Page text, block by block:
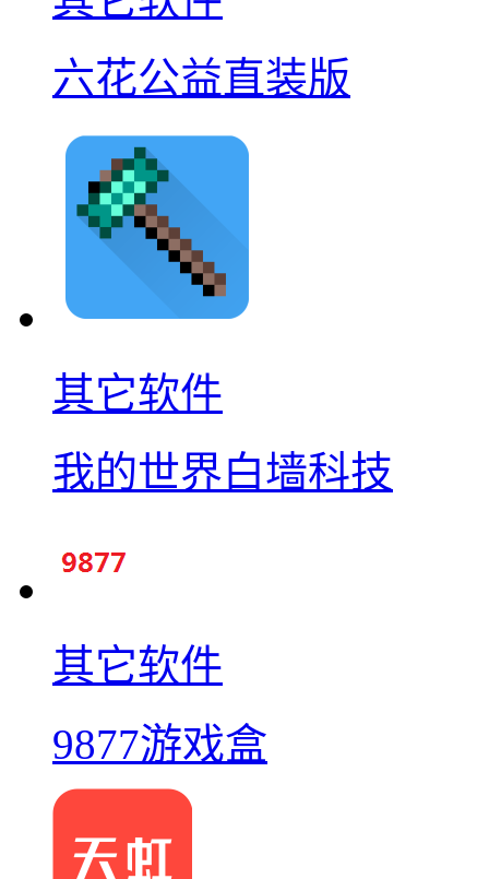
六花公益直装版
其它软件
我的世界白墙科技
其它软件
9877游戏盒